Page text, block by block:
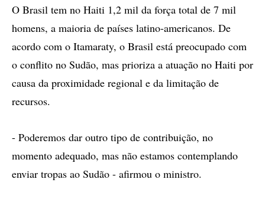
O Brasil tem no Haiti 1,2 mil da força total de 7 mil
homens, a maioria de países latino-americanos. De
acordo com o Itamaraty, o Brasil está preocupado com
o conflito no Sudão, mas prioriza a atuação no Haiti por
causa da proximidade regional e da limitação de
recursos.
- Poderemos dar outro tipo de contribuição, no
momento adequado, mas não estamos contemplando
enviar tropas ao Sudão - afirmou o ministro.